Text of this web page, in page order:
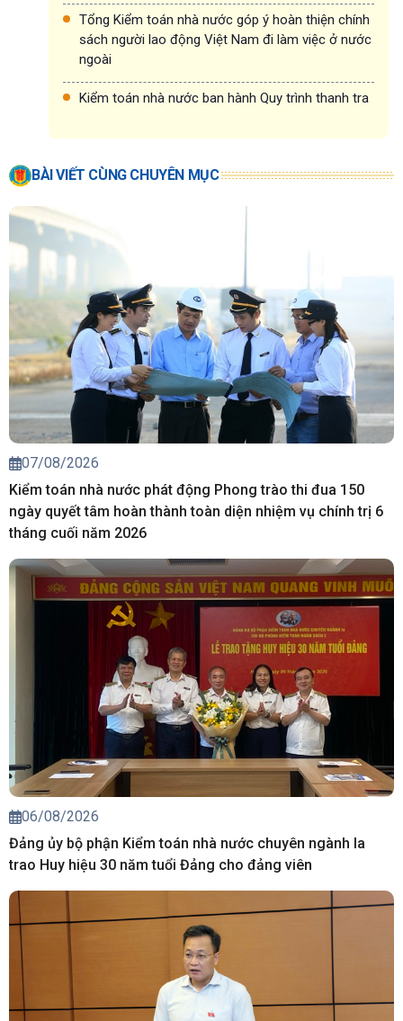
Tổng Kiểm toán nhà nước góp ý hoàn thiện chính
sách người lao động Việt Nam đi làm việc ở nước
ngoài
Kiểm toán nhà nước ban hành Quy trình thanh tra
BÀI VIẾT CÙNG CHUYÊN MỤC
07/08/2026
Kiểm toán nhà nước phát động Phong trào thi đua 150
ngày quyết tâm hoàn thành toàn diện nhiệm vụ chính trị 6
tháng cuối năm 2026
06/08/2026
Đảng ủy bộ phận Kiểm toán nhà nước chuyên ngành Ia
trao Huy hiệu 30 năm tuổi Đảng cho đảng viên